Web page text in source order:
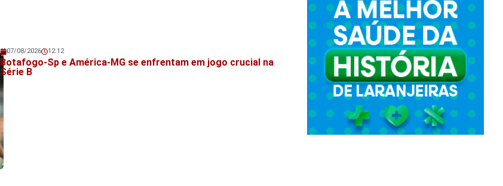
Veja também!
07/08/2026 12:12
Botafogo-Sp e América-MG se enfrentam em jogo crucial na
Série B